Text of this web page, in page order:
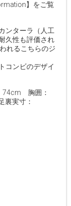
】をご覧
ンターラ（人工
久性も評価され
れるこちらのジ
コンビのデザイ
74cm 胸囲：
実寸：